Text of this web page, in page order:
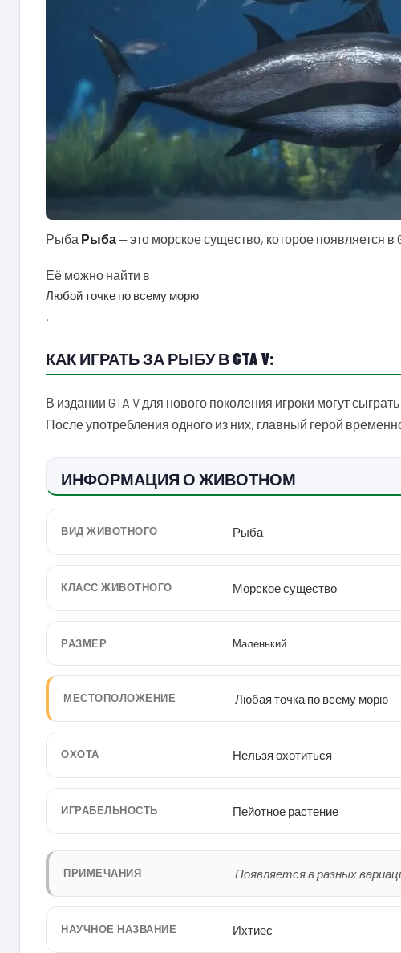
Рыба Рыба— это морское существо, которое появляется в
Её можно найти в
Любой точке по всему морю
.
КАК ИГРАТЬ ЗА РЫБУ В GTA V:
В издании GTA V для нового поколения игроки могут
После употребления одного из них, главный герой
ИНФОРМАЦИЯ О ЖИВОТНОМ
ВИД ЖИВОТНОГО Рыба
КЛАСС ЖИВОТНОГО Морское существо
РАЗМЕР Маленький
МЕСТОПОЛОЖЕНИЕ Любая точка по всему морю
ОХОТА Нельзя охотиться
ИГРАБЕЛЬНОСТЬ Пейотное растение
ПРИМЕЧАНИЯ Появляется в разных
НАУЧНОЕ НАЗВАНИЕ Ихтиес